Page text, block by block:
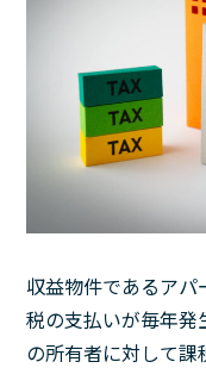
収益物件であるア
税の支払いが毎年発
の所有者に対して